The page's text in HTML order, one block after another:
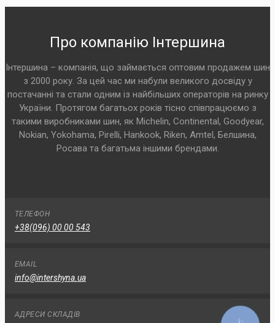
Про компанію Інтершина
Інтершина – компанія, що займається оптовим продажем шин
з 2000 року. За цей час ми набули великого досвіду у
постачанні та стали одним із найбільших операторів на ринку
України. Протягом багатьох років тісно співпрацюємо з
такими виробниками шин, як Michelin, Continental, Goodyear,
Nokian, Yokohama, Pirelli, Hankook, Riken, Amtel, Белшина,
Росава та багатьма іншими брендами.
ТЕЛЕФОН
+38(096) 00 00 543
EMAIL
info@intershyna.ua
АДРЕСИ СКЛАДІВ